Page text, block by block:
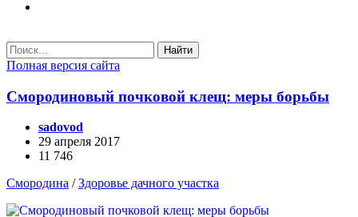
Найти
Полная версия сайта
Смородиновый почковой клещ: меры борьбы
sadovod
29 апреля 2017
11 746
Смородина /Здоровье дачного участка